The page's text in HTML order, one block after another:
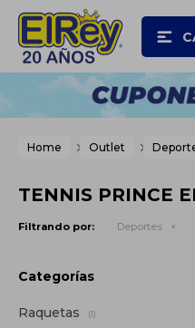
Home Outlet
TENNIS PRINCE
Filtrando por: Deportes
Categorías
Raquetas (1)